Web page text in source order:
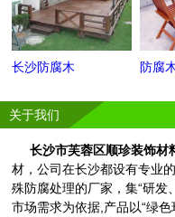
长沙防腐木 防腐
关于我们
长沙市芙蓉区顺珍装饰材
材，公司在长沙都设有专业
殊防腐处理的厂家，集“研发
市场需求为依据,产品以“绿